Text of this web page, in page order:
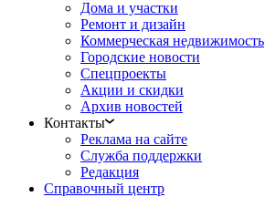
Дома и участки
Ремонт и дизайн
Коммерческая недвижимость
Городские новости
Спецпроекты
Акции и скидки
Архив новостей
Контакты
Реклама на сайте
Служба поддержки
Редакция
Справочный центр